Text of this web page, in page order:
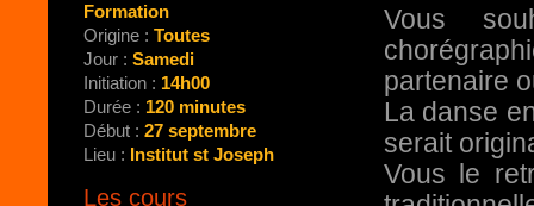
Vous
partenaire
La danse
serait
Vous le
Formation
Origine : Toutes
Jour : Samedi
Initiation : 14h00
Durée : 120 minutes
Début : 27 septembre
Lieu : Institut st Joseph
Les cours